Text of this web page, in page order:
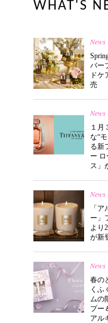
WHAT'S
News
バー
ド
売
News
１月
な“
る新
ー
ス」
News
「
ー」
より
が新
News
春の
くふ
ムの
プー
アル